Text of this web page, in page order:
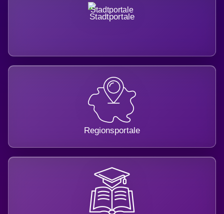
Stadtportale
Regionsportale